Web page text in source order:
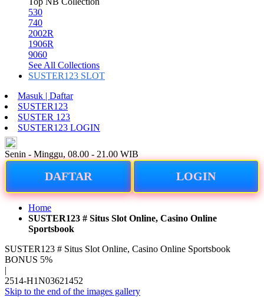
530
740
2002R
1906R
9060
See All Collections
SUSTER123 SLOT
Masuk | Daftar
SUSTER123
SUSTER 123
SUSTER123 LOGIN
Senin - Minggu, 08.00 - 21.00 WIB
DAFTAR LOGIN
Home
SUSTER123 # Situs Slot Online, Casino Online
Sportsbook
SUSTER123 # Situs Slot Online, Casino Online Sportsbook
BONUS 5%
|
2514-H1N03621452
Skip to the end of the images gallery